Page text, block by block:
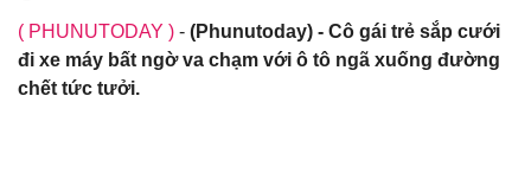
( PHUNUTODAY ) - (Phunutoday) - Cô gái trẻ sắp cưới
đi xe máy bất ngờ va chạm với ô tô ngã xuống đường
chết tức tưởi.